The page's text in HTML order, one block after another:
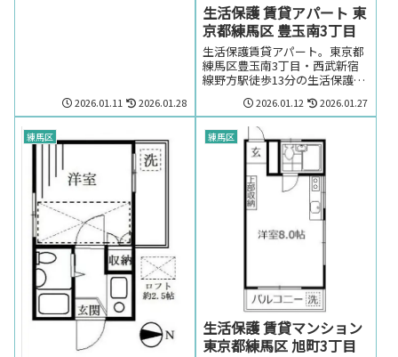
2026.01.11 2026.01.28
生活保護 賃貸アパート 東
京都練馬区 豊玉南3丁目
生活保護賃貸アパート。東京都
練馬区豊玉南3丁目・西武新宿
線野方駅徒歩13分の生活保護の
方でも賃貸可能なアパート。東
京都練馬区豊玉南3丁目・西武
新宿線野方駅周辺のお部屋を探
しの方はお気軽にお問い合わせ
ください。
2026.01.12 2026.01.27
練馬区 練馬区
生活保護 賃貸マンション
東京都練馬区 旭町3丁目